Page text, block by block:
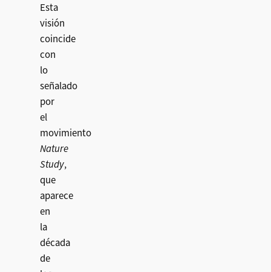
Esta
visión
coincide
con
lo
señalado
por
el
movimiento
Nature
Study,
que
aparece
en
la
década
de